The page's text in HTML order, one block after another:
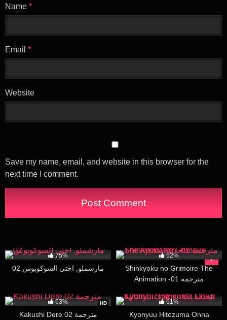
Name *
Email *
Website
Save my name, email, and website in this browser for the
next time I comment.
75%
مارشملو, اختي السوكوبوس 02
52%
Shinkyoku no Grimoire The
Animation -01 مترجمة
HD
63%
Kakushi Dere 02 مترجمة
61%
Kyonyuu Hitozuma Onna